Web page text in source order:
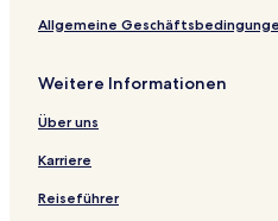
l
Allgemeine
Weitere Informationen
Über uns
Karriere
Reiseführer